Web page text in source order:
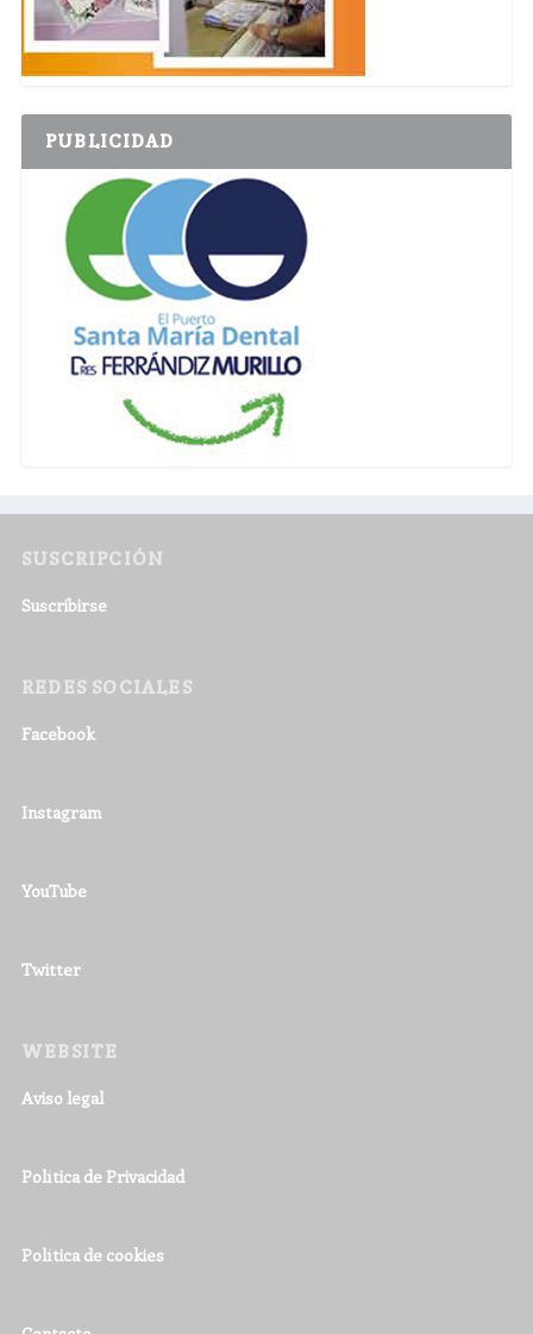
PUBLICIDAD
SUSCRIPCIÓN
Suscribirse
REDES SOCIALES
Facebook
Instagram
YouTube
Twitter
WEBSITE
Aviso legal
Política de Privacidad
Política de cookies